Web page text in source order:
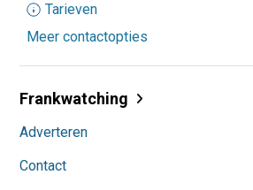
Tarieven
Meer contactopties
Frankwatching
Adverteren
Contact